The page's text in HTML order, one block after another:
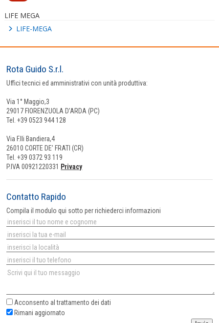
LIFE MEGA
LIFE-MEGA
Rota Guido S.r.l.
Uffici tecnici ed amministrativi con unità produttiva:
Via 1° Maggio,3
29017 FIORENZUOLA D’ARDA (PC)
Tel. +39 0523 944 128
Via F.lli Bandiera,4
26010 CORTE DE’ FRATI (CR)
Tel. +39 0372 93 119
P.IVA 00921220331 Privacy
Contatto Rapido
Compila il modulo qui sotto per richiederci informazioni
Acconsento altrattamento dei dati
Rimani aggiornato